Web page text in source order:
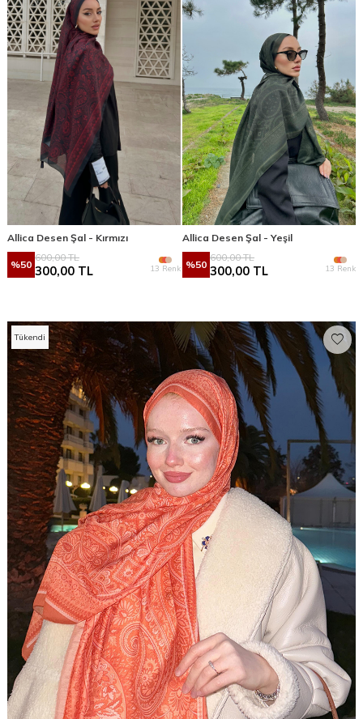
Allica Desen Şal - Kırmızı
%50
600,00TL
300,00 TL 13 Renk
Allica Desen Şal - Yeşil
%50
600,00TL
300,00 TL 13 Renk
Tükendi